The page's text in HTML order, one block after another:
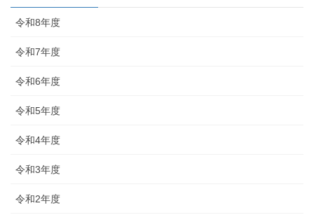
令和8年度
令和7年度
令和6年度
令和5年度
令和4年度
令和3年度
令和2年度